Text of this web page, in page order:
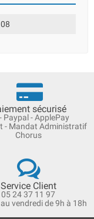
sécurisé
Paypal - ApplePay
- Mandat Administratif
Chorus
Service Client
05 24 37 11 97
vendredi de 9h à 18h